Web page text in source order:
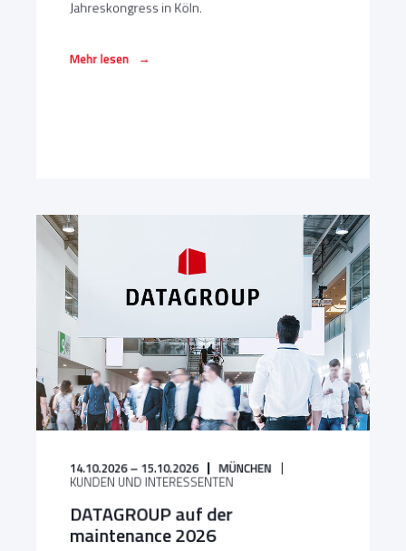
Jahreskongress in Köln.
Mehr lesen →
14.10.2026 – 15.10.2026 MÜNCHEN
KUNDEN UND INTERESSENTEN
DATAGROUP auf der
maintenance 2026